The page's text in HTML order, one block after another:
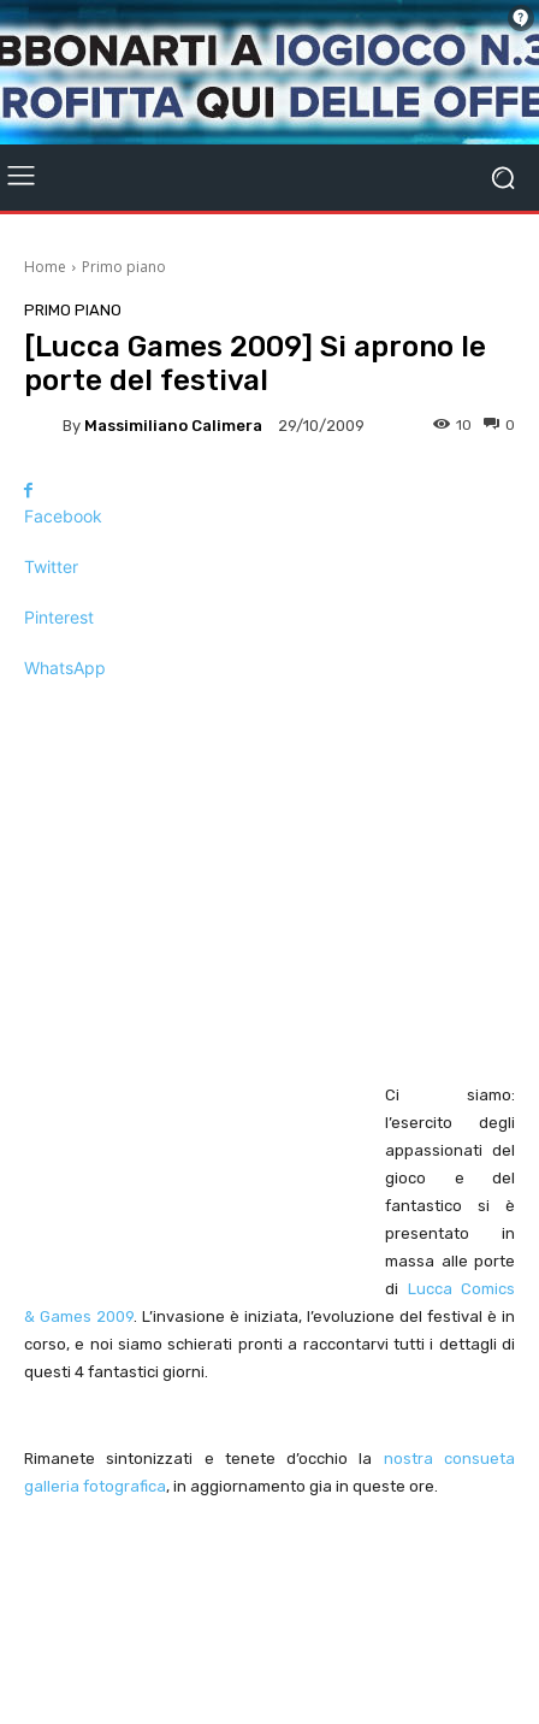
Home Primo piano
PRIMO PIANO
[Lucca Games 2009] Si aprono le
porte del festival
By Massimiliano Calimera 29/10/2009 0
10
Facebook
Twitter
Pinterest
WhatsApp
Ci siamo:
l’esercito degli
appassionati del
gioco e del
fantastico si è
presentato in
massa alle porte
di Lucca Comics
& Games 2009. L’invasione è iniziata, l’evoluzione del festival è in
corso, e noi siamo schierati pronti a raccontarvi tutti i dettagli di
questi 4 fantastici giorni.
Rimanete sintonizzati e tenete d’occhio la nostra consueta
galleria fotografica, in aggiornamento gia in queste ore.